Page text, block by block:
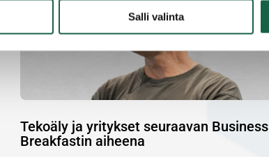
Salli valinta
Tekoäly ja yritykset seuraavan Business
Breakfastin aiheena